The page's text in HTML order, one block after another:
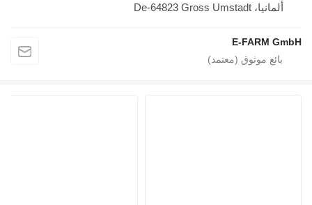
ألمانيا، De-64823 Gross Umstadt
E-FARM